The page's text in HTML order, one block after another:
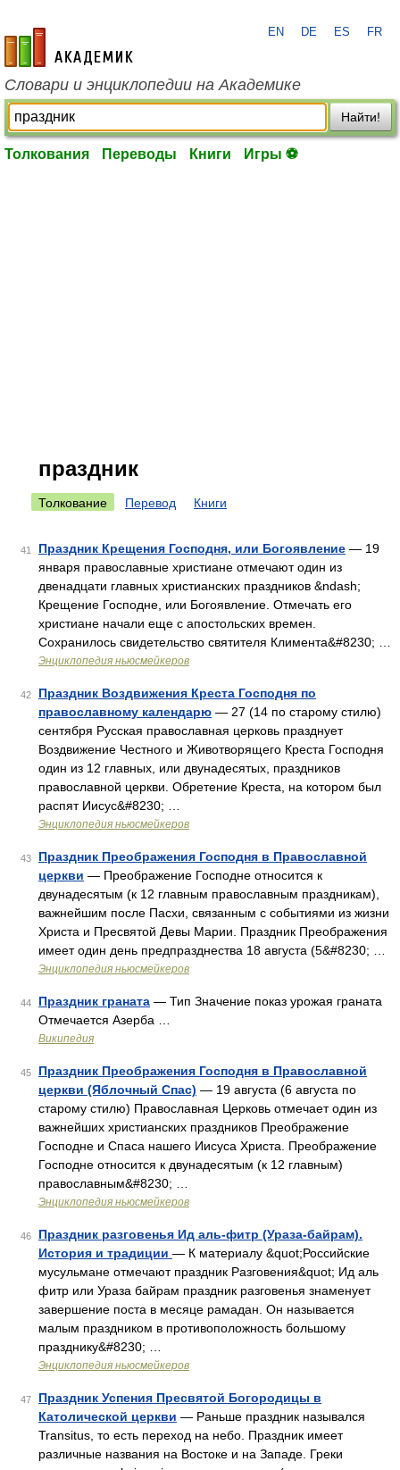
academic.ru
EN DE ES FR
Словари и энциклопедии на Академике
Найти!
Толкования Переводы Книги Игры ⚽
праздник
Толкование Перевод Книги
41 Праздник Крещения Господня, или Богоявление — 19
января православные христиане отмечают один из
двенадцати главных христианских праздников &ndash;
Крещение Господне, или Богоявление. Отмечать его
христиане начали еще с апостольских времен.
Сохранилось свидетельство святителя Климента&#8230; …
Энциклопедия ньюсмейкеров
42
Праздник Воздвижения Креста Господня по
православному календарю — 27 (14 по старому стилю)
сентября Русская православная церковь празднует
Воздвижение Честного и Животворящего Креста Господня
один из 12 главных, или двунадесятых, праздников
православной церкви. Обретение Креста, на котором был
распят Иисус&#8230; …
Энциклопедия ньюсмейкеров
43
Праздник Преображения Господня в Православной
церкви — Преображение Господне относится к
двунадесятым (к 12 главным православным праздникам),
важнейшим после Пасхи, связанным с событиями из жизни
Христа и Пресвятой Девы Марии. Праздник Преображения
имеет один день предпразднества 18 августа (5&#8230; …
Энциклопедия ньюсмейкеров
44 Праздник граната — Тип Значение показ урожая граната
Отмечается Азерба …
Википедия
45
Праздник Преображения Господня в Православной
церкви (Яблочный Спас) — 19 августа (6 августа по
старому стилю) Православная Церковь отмечает один из
важнейших христианских праздников Преображение
Господне и Спаса нашего Иисуса Христа. Преображение
Господне относится к двунадесятым (к 12 главным)
православным&#8230; …
Энциклопедия ньюсмейкеров
46
Праздник разговенья Ид аль-фитр (Ураза-байрам).
История и традиции — К материалу &quot;Российские
мусульмане отмечают праздник Разговения&quot; Ид аль
фитр или Ураза байрам праздник разговенья знаменует
завершение поста в месяце рамадан. Он называется
малым праздником в противоположность большому
празднику&#8230; …
Энциклопедия ньюсмейкеров
47
Праздник Успения Пресвятой Богородицы в
Католической церкви — Раньше праздник назывался
Transitus, то есть переход на небо. Праздник имеет
различные названия на Востоке и на Западе. Греки